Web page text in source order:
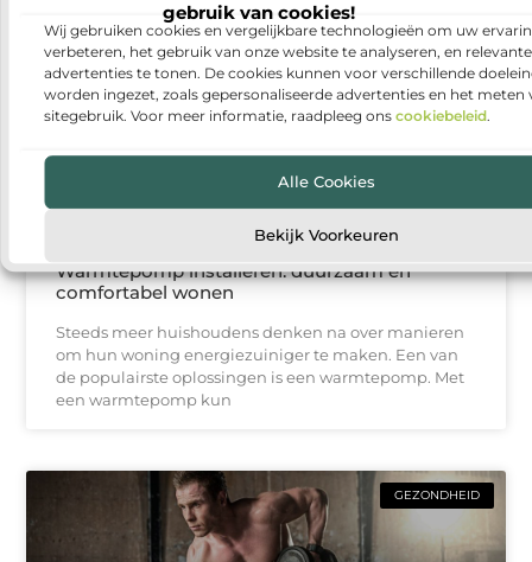
gebruik van cookies!
Wij gebruiken cookies en vergelijkbare technologieën om uw
verbeteren, het gebruik van onze website te analyseren, en relevante
advertenties te tonen. De cookies kunnen voor verschillende
worden ingezet, zoals gepersonaliseerde advertenties en het meten
sitegebruik. Voor meer informatie, raadpleeg ons cookiebeleid.
Alle Cookies
Bekijk Voorkeuren
BEDRIJVEN
Warmtepomp installeren: duurzaam en
comfortabel wonen
Steeds meer huishoudens denken na over manieren
om hun woning energiezuiniger te maken. Een van
de populairste oplossingen is een warmtepomp. Met
een warmtepomp kun
GEZONDHEID